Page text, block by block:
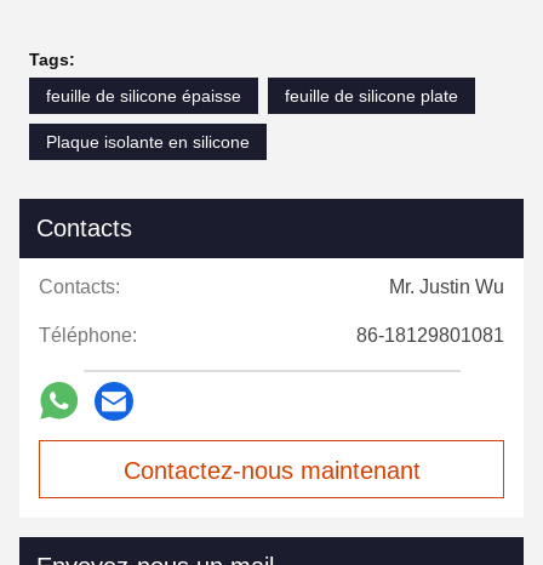
Tags:
feuille de silicone épaisse
feuille de silicone plate
Plaque isolante en silicone
Contacts
Contacts: Mr. Justin Wu
Téléphone: 86-18129801081
Contactez-nous maintenant